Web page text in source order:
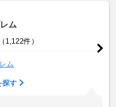
ム
（1,122件）
ム
探す